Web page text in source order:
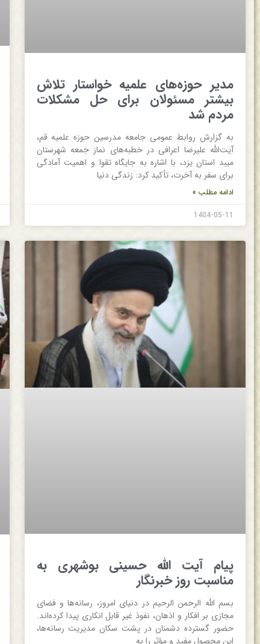
مدیر حوزه‌های علمیه خواستار تلاش
بیشتر مسئولان برای حل مشکلات
مردم شد
به گزارش روابط عمومی جامعه مدرسین حوزه علمیه قم،
آیت‌الله علیرضا اعرافی در خطبه‌های نماز جمعه شهرستان
میبد استان یزد، با اشاره به جایگاه تقوا و اهمیت آمادگی
برای سفر به آخرت، تأکید کرد: زندگی دنیا
ادامه مطلب »
1404-05-11
پیام آیت الله حسینی بوشهری به
مناسبت روز خبرنگار
بسم الله الرحمن الرحیم در دنیای امروز، رسانه‌ها و فضای
مجازی بر افکار و اذهان، نفوذ غیر قابل انکاری پیدا کرده‌اند.
حضور گسترده دشمنان در پشت سکان مدیریت رسانه‌ها،
این محصول مفید و مؤثر را به